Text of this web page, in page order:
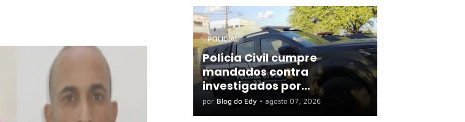
POLICIAL
Polícia Civil cumpre
mandados contra
investigados por
organização criminosa em
Tauá e outras cidades
por Blog do Edy • agosto 07, 2026